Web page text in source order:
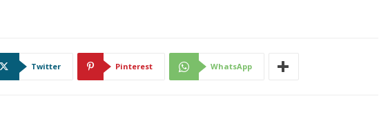
Twitter Pinterest WhatsApp